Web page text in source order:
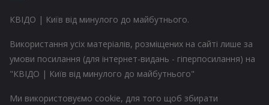
КВІДО | Київ від минулого до майбутнього.
Використання усіх матеріалів, розміщених на сайті лише за
умови посилання (для інтернет-видань - гіперпосилання) на
"КВІДО | Київ від минулого до майбутнього"
Ми використовуємо cookie, для того щоб збирати